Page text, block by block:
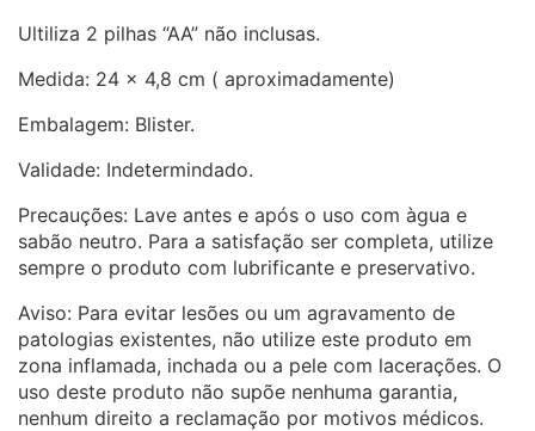
Ultiliza 2 pilhas “AA” não inclusas.
Medida: 24 x 4,8 cm ( aproximadamente)
Embalagem: Blister.
Validade: Indetermindado.
Precauções: Lave antes e após o uso com àgua e
sabão neutro. Para a satisfação ser completa, utilize
sempre o produto com lubrificante e preservativo.
Aviso: Para evitar lesões ou um agravamento de
patologias existentes, não utilize este produto em
zona inflamada, inchada ou a pele com lacerações. O
uso deste produto não supõe nenhuma garantia,
nenhum direito a reclamação por motivos médicos.